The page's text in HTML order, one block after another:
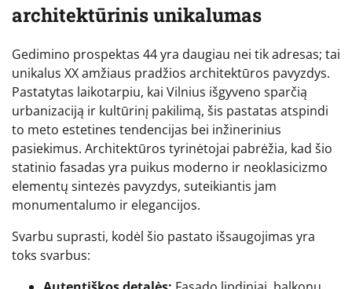
architektūrinis unikalumas
Gedimino prospektas 44 yra daugiau nei tik adresas; tai
unikalus XX amžiaus pradžios architektūros pavyzdys.
Pastatytas laikotarpiu, kai Vilnius išgyveno sparčią
urbanizaciją ir kultūrinį pakilimą, šis pastatas atspindi
to meto estetines tendencijas bei inžinerinius
pasiekimus. Architektūros tyrinėtojai pabrėžia, kad šio
statinio fasadas yra puikus moderno ir neoklasicizmo
elementų sintezės pavyzdys, suteikiantis jam
monumentalumo ir elegancijos.
Svarbu suprasti, kodėl šio pastato išsaugojimas yra
toks svarbus: